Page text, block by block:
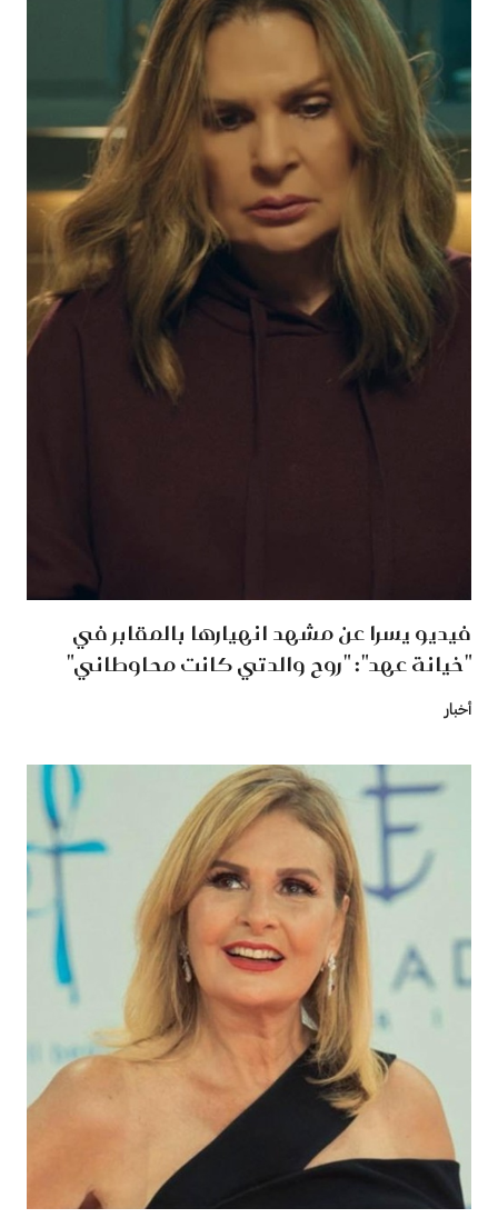
فيديو يسرا عن مشهد انهيارها بالمقابر في
"خيانة عهد": "روح والدتي كانت محاوطاني"
أخبار